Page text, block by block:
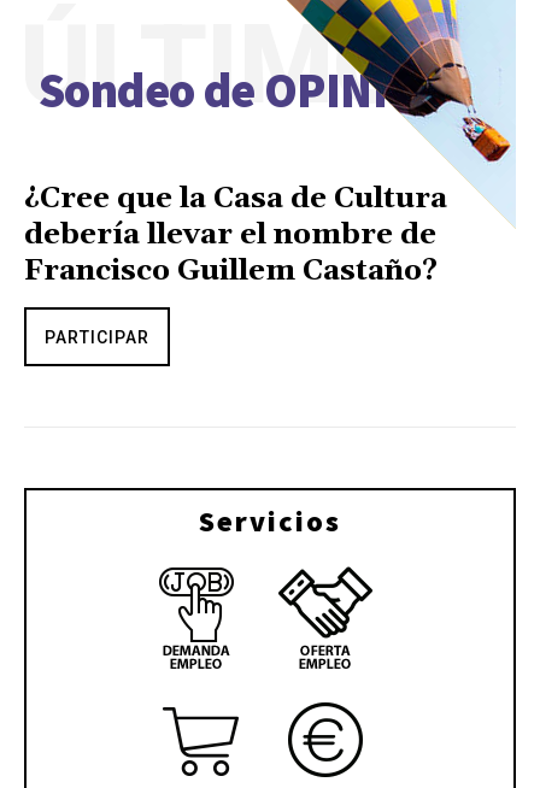
Sondeo de OPINIÓN
ÚLTIMO
¿Cree que la Casa de Cultura
debería llevar el nombre de
Francisco Guillem Castaño?
PARTICIPAR
Servicios